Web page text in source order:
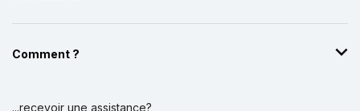
Comment ?
...recevoir une assistance?